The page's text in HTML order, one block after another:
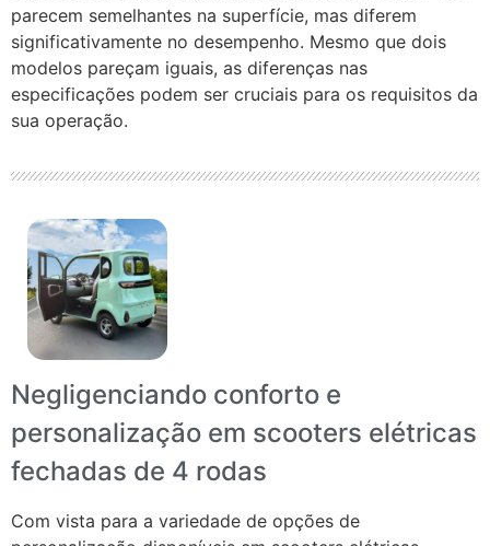
parecem semelhantes na superfície, mas diferem
significativamente no desempenho. Mesmo que dois
modelos pareçam iguais, as diferenças nas
especificações podem ser cruciais para os requisitos da
sua operação.
Negligenciando conforto e
personalização em scooters elétricas
fechadas de 4 rodas
Com vista para a variedade de opções de